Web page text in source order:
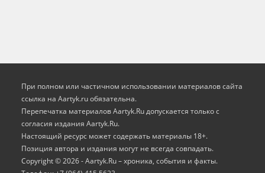
При полном или частичном использовании материалов сайта
ссылка на Aartyk.ru oбязательна.
Перепечатка материалов Aartyk.Ru допускается только с
согласия издания Aartyk.Ru.
Настоящий ресурс может содержать материалы 18+.
Позиция автора и издания могут не всегда совпадать.
Copyright © 2026 - Aartyk.Ru – хроника, события и факты.